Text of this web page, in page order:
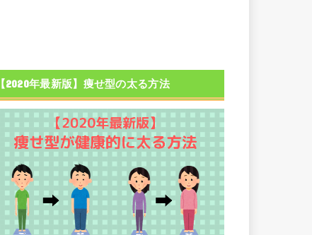
【2020年最新版】痩せ型の太る方法